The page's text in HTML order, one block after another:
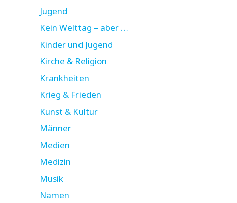
Jugend
Kein Welttag – aber …
Kinder und Jugend
Kirche & Religion
Krankheiten
Krieg & Frieden
Kunst & Kultur
Männer
Medien
Medizin
Musik
Namen